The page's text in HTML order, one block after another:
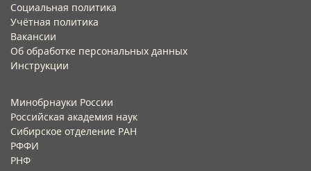
Социальная политика
Учётная политика​
Вакансии​
Об обработке персональных данных​
Инструкции​
Минобрнауки России
Российская академия наук
Сибирское отделение РАН
РФФИ
РНФ